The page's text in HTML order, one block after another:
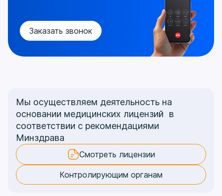
Заказать звонок
Мы осуществляем деятельность на
основании медицинских лицензий в
соответствии с рекомендациями
Минздрава
Смотреть лицензии
Контролирующим органам